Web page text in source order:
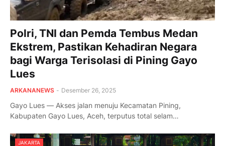
Polri, TNI dan Pemda Tembus Medan
Ekstrem, Pastikan Kehadiran Negara
bagi Warga Terisolasi di Pining Gayo
Lues
ARKANANEWS - Desember 26, 2025
Gayo Lues — Akses jalan menuju Kecamatan Pining,
Kabupaten Gayo Lues, Aceh, terputus total selam…
JAKARTA